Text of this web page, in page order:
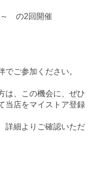
の2回開催
ご参加ください。
は、この機会に、ぜひ
当店をマイストア登録
詳細よりご確認いただ